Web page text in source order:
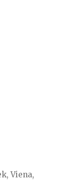
Viena,